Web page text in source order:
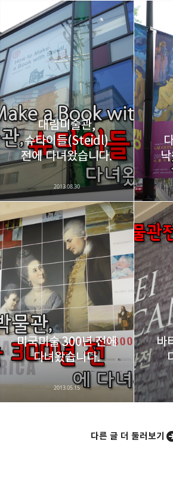
레이니아
다방면의 깊은 관심과 얕은 이해도를 갖춘 보편적
비주류이자 진화하는 영원한 주변인.
구독하기
구독하기 카카오톡
카카오스토리 밴드 네
대림미술관,
슈타이들(Steidl)
전에 다녀왔습니다.
2013.08.30
미국미술 300년 전에
다녀왔습니다.
2013.05.15
바
다른 글 더 둘러보기